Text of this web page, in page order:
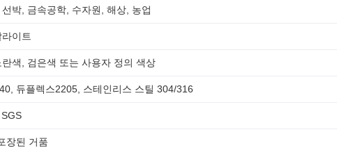
박, 금속공학, 수자원, 해상, 농업
이트
색, 검은색 또는 사용자 정의 색상
듀플렉스2205, 스테인리스 스틸 304/316
장된 거품